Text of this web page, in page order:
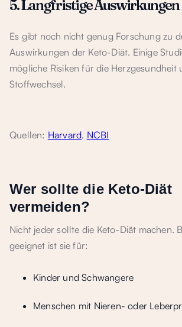
5. Langfristige Auswirkungen
Es gibt noch nicht genug Forschung zu
Auswirkungen der Keto-Diät. Einige
mögliche Risiken für die Herzgesundheit
Stoffwechsel.
Quellen: Harvard, NCBI
Wer sollte die Keto-Diät
vermeiden?
Nicht jeder sollte die Keto-Diät machen.
geeignet ist sie für:
Kinder und Schwangere
Menschen mit Nieren- oder